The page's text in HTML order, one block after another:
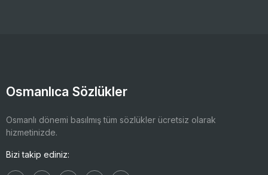
Osmanlıca Sözlükler
Osmanlı dönemi basılmış tüm sözlükler ücretsiz olarak
hizmetinizde.
Bizi takip ediniz: